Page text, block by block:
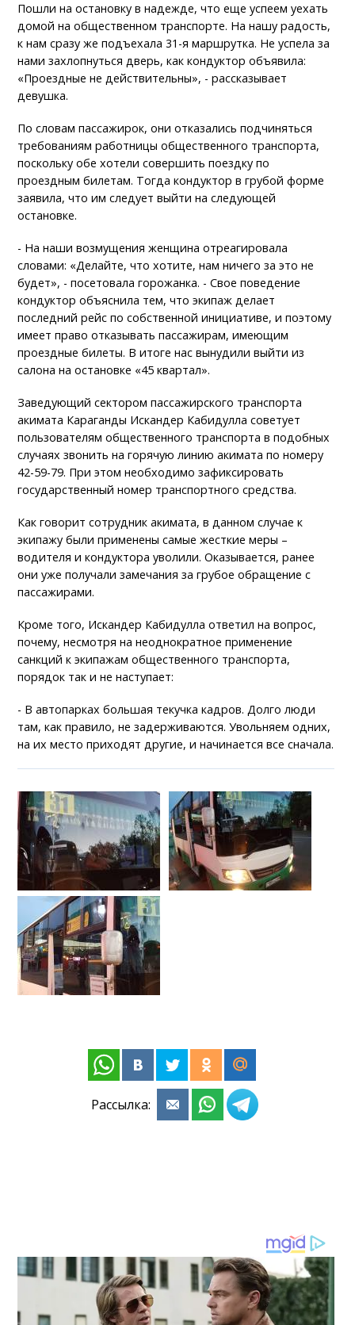
Пошли на остановку в надежде, что еще успеем уехать
домой на общественном транспорте. На нашу радость,
к нам сразу же подъехала 31-я маршрутка. Не успела за
нами захлопнуться дверь, как кондуктор объявила:
«Проездные не действительны», - рассказывает
девушка.
По словам пассажирок, они отказались подчиняться
требованиям работницы общественного транспорта,
поскольку обе хотели совершить поездку по
проездным билетам. Тогда кондуктор в грубой форме
заявила, что им следует выйти на следующей
остановке.
- На наши возмущения женщина отреагировала
словами: «Делайте, что хотите, нам ничего за это не
будет», - посетовала горожанка. - Свое поведение
кондуктор объяснила тем, что экипаж делает
последний рейс по собственной инициативе, и поэтому
имеет право отказывать пассажирам, имеющим
проездные билеты. В итоге нас вынудили выйти из
салона на остановке «45 квартал».
Заведующий сектором пассажирского транспорта
акимата Караганды Искандер Кабидулла советует
пользователям общественного транспорта в подобных
случаях звонить на горячую линию акимата по номеру
42-59-79. При этом необходимо зафиксировать
государственный номер транспортного средства.
Как говорит сотрудник акимата, в данном случае к
экипажу были применены самые жесткие меры –
водителя и кондуктора уволили. Оказывается, ранее
они уже получали замечания за грубое обращение с
пассажирами.
Кроме того, Искандер Кабидулла ответил на вопрос,
почему, несмотря на неоднократное применение
санкций к экипажам общественного транспорта,
порядок так и не наступает:
- В автопарках большая текучка кадров. Долго люди
там, как правило, не задерживаются. Увольняем одних,
на их место приходят другие, и начинается все сначала.
Рассылка: